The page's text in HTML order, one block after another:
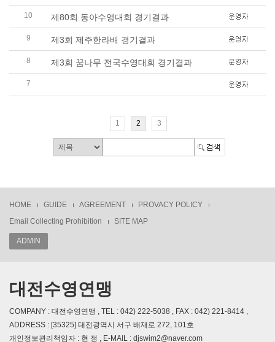
10 제80회 동아수영대회 경기결과
9 제3회 제주한라배 경기결과
8 제3회 꿈나무 전국수영대회 경기결과
7 제88회 전국체육대회 경기결과 (경기4일자 ~ 경기6일자)
1 2 3
HOME GUIDE AGREEMENT
PROVACY POLICY
Email Collecting Prohibition
SITE MAP
ADMIN
대전수영연맹
COMPANY : 대전수영연맹 , TEL : 042) 222-5038 , FAX : 042) 221-8414 ,
ADDRESS : [35325] 대전광역시 서구 배재로 272, 101호
개인정보관리책임자 : 현 정 , E-MAIL : djswim2@naver.com